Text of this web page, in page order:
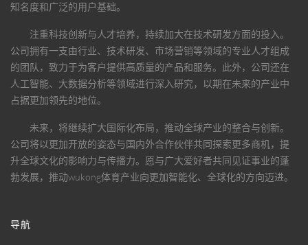
知名度和广泛的用户基础。
注重科技创新与人才培养，持续加大在技术研发方面的投入。
公司拥有一支由行业、技术研发、市场营销等领域的专业人才组成
的团队，致力于为客户提供高质量的产品和服务。此外，公司还在
人工智能、大数据分析等领域进行深入研究，以期在未来的产业中
占据更加领先的地位。
未来，将继续扩大国际化布局，推动全球产业的整合与创新。
公司将以更加开放的姿态与国内外合作伙伴共同探索更多商机，提
升全球文化的影响力与传播力。愿与广大爱好者共同见证事业的蓬
勃发展，推动wukong体育产业向更加智能化、全球化的方向迈进。
导航